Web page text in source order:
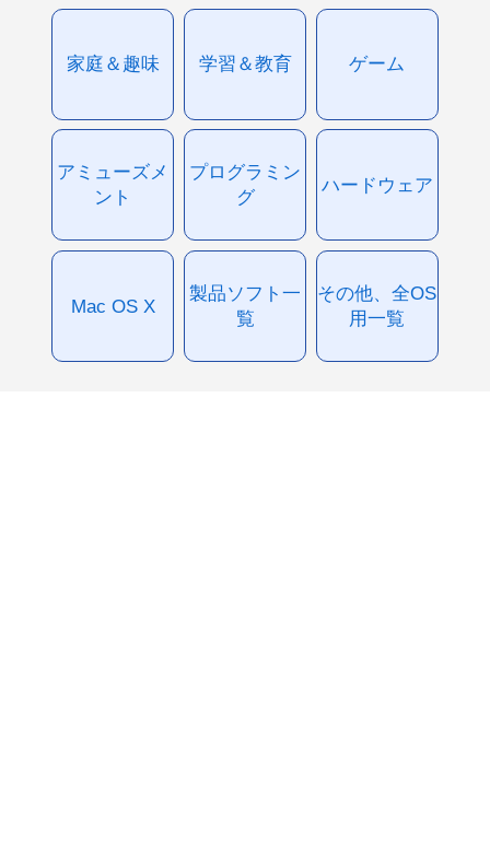
家庭＆趣味 学習＆教育 ゲーム
アミューズメ
ント
プログラミン
グ
ハードウェア
Mac OS X
製品ソフト一
覧
その他、全OS
用一覧